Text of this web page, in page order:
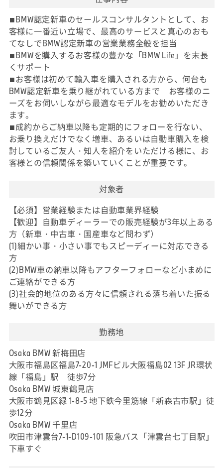
■BMW認定新車のセールスコンサルタントとして、お
客様に一番近い立場で、最高のサービスと真心のおも
てなしでBMW認定新車の営業業務全般を担当
■BMWを購入するお客様の豊かな「BMW Life」を末長
くサポート
■お客様は初めて輸入車を購入される方から、何台も
BMW認定新車を乗り継がれている方まで お客様のニ
ーズをお伺いしながら最適なモデルをお勧めいただき
ます。
■成約からご納車以降も定期的にフォローを行ない、
お乗り換えだけでなく増車、あるいは自動車購入を検
討しているご友人・知人を紹介をいただける様に、お
客様との信頼関係を築いていくことが重要です。
対象者
【必須】営業経験または自動車業界経験
【歓迎】自動車ディーラーでの販売経験が3年以上ある
方（新車・中古車・国産車など問わず）
(1)細かい事・小さい事でもスピーディーに対応できる
方
(2)BMW車の納車以降もアフターフォローなど小まめに
ご連絡ができる方
(3)社会的地位のある方々に信頼される落ち着いた振る
舞いができる方
勤務地
Osaka BMW 新梅田店
大阪市福島区福島7-20-1 JMFビル大阪福島02 13F JR環状
線「福島」駅 徒歩7分
Osaka BMW 城東鶴見店
大阪市鶴見区緑 1-8-5 地下鉄今里筋線「新森古市駅」徒
歩12分
Osaka BMW 千里店
吹田市津雲台7-1-D109-101 阪急バス「津雲台七丁目駅」
下車すぐ